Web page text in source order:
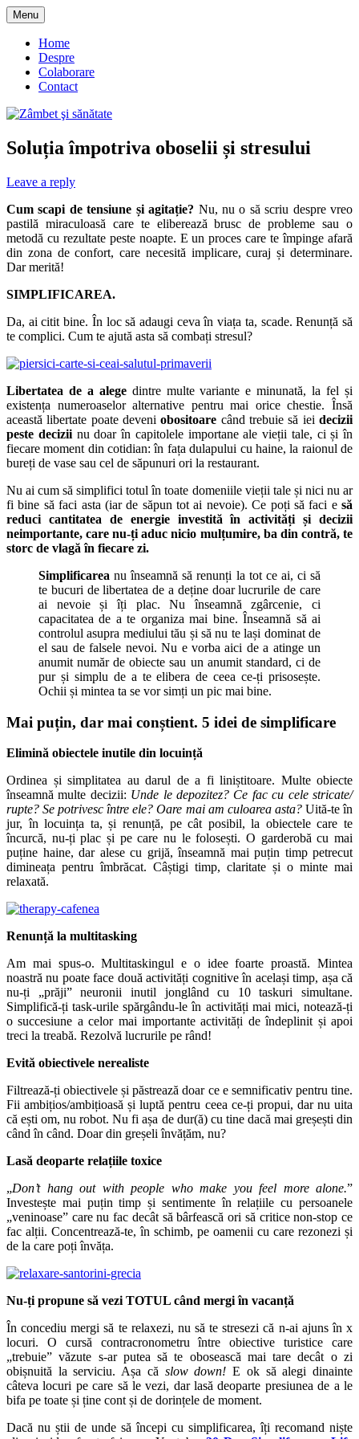
Skip
to
content
Zâmbet şi sănătate
Menu
Home
Despre
Colaborare
Contact
Soluția împotriva oboselii și stresului
Leave a reply
Cum scapi de tensiune și agitație? Nu, nu o să scriu despre vreo
pastilă miraculoasă care te eliberează brusc de probleme sau o
metodă cu rezultate peste noapte. E un proces care te împinge afară
din zona de confort, care necesită implicare, curaj și determinare.
Dar merită!
SIMPLIFICAREA.
Da, ai citit bine. În loc să adaugi ceva în viața ta, scade. Renunță să
te complici. Cum te ajută asta să combați stresul?
Libertatea de a alegedintre multe variante e minunată, la fel și
existența numeroaselor alternative pentru mai orice chestie. Însă
această libertate poate deveniobositoare când trebuie să ieidecizii
peste deciziinu doar în capitolele importane ale vieții tale, ci și în
fiecare moment din cotidian: în fața dulapului cu haine, la raionul de
bureți de vase sau cel de săpunuri ori la restaurant.
Nu ai cum să simplifici totul în toate domeniile vieții tale și nici nu ar
fi bine să faci asta (iar de săpun tot ai nevoie). Ce poți să faci e să
reduci cantitatea de energie investită în activități și decizii
neimportante, care nu-ți aduc nicio mulțumire, ba din contră, te
storc de vlagă în fiecare zi.
Simplificareanu înseamnă să renunți la tot ce ai, ci să
te bucuri de libertatea de a deține doar lucrurile de care
ai nevoie și îți plac. Nu înseamnă zgârcenie, ci
capacitatea de a te organiza mai bine. Înseamnă să ai
controlul asupra mediului tău și să nu te lași dominat de
el sau de falsele nevoi. Nu e vorba aici de a atinge un
anumit număr de obiecte sau un anumit standard, ci de
pur și simplu de a te elibera de ceea ce-ți prisosește.
Ochii și mintea ta se vor simți un pic mai bine.
Mai puțin, dar mai conștient. 5 idei de simplificare
Elimină obiectele inutile din locuință
Ordinea și simplitatea au darul de a fi liniștitoare. Multe obiecte
înseamnă multe decizii: Unde le depozitez? Ce fac cu cele stricate/
rupte? Se potrivesc între ele? Oare mai am culoarea asta?Uită-te în
jur, în locuința ta, și renunță, pe cât posibil, la obiectele care te
încurcă, nu-ți plac și pe care nu le folosești. O garderobă cu mai
puține haine, dar alese cu grijă, înseamnă mai puțin timp petrecut
dimineața pentru îmbrăcat. Câștigi timp, claritate și o minte mai
relaxată.
Renunță la multitasking
Am mai spus-o. Multitaskingul e o idee foarte proastă. Mintea
noastră nu poate face două activități cognitive în același timp, așa că
nu-ți „prăji” neuronii inutil jonglând cu 10 taskuri simultane.
Simplifică-ți task-urile spărgându-le în activități mai mici, notează-ți
o succesiune a celor mai importante activități de îndeplinit și apoi
treci la treabă. Rezolvă lucrurile pe rând!
Evită obiectivele nerealiste
Filtrează-ți obiectivele și păstrează doar ce e semnificativ pentru tine.
Fii ambițios/ambițioasă și luptă pentru ceea ce-ți propui, dar nu uita
că ești om, nu robot. Nu fi așa de dur(ă) cu tine dacă mai greșești din
când în când. Doar din greșeli învățăm, nu?
Lasă deoparte relațiile toxice
„Don’t hang outwith people who make you feel more alone.”
Investește mai puțin timp și sentimente în relațiile cu persoanele
„veninoase” care nu fac decât să bârfească ori să critice non-stop ce
fac alții. Concentrează-te, în schimb, pe oamenii cu care rezonezi și
de la care poți învăța.
Nu-ți propune să vezi TOTUL când mergi în vacanță
În concediu mergi să te relaxezi, nu să te stresezi că n-ai ajuns în x
locuri. O cursă contracronometru între obiective turistice care
„trebuie” văzute s-ar putea să te obosească mai tare decât o zi
obișnuită la serviciu. Așa că slow down!E ok să alegi dinainte
câteva locuri pe care să le vezi, dar lasă deoparte presiunea de a le
bifa pe toate și ține cont și de dorințele de moment.
Dacă nu știi de unde să începi cu simplificarea, îți recomand niște